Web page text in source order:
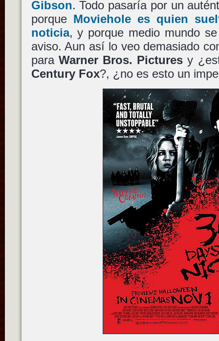
Gibson. Todo pasaría por un
porque Moviehole es quien
noticia, y porque medio mundo
aviso. Aun así lo veo demasiado
para Warner Bros. Pictures y
Century Fox?, ¿no es esto un